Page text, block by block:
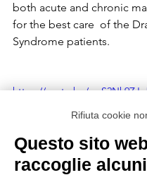
both acute and chronic
for the best care  of the
Syndrome patients.
https://youtu.be/
Rifiuta cookie
Questo sito
raccoglie